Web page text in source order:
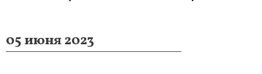
05 июня 2023